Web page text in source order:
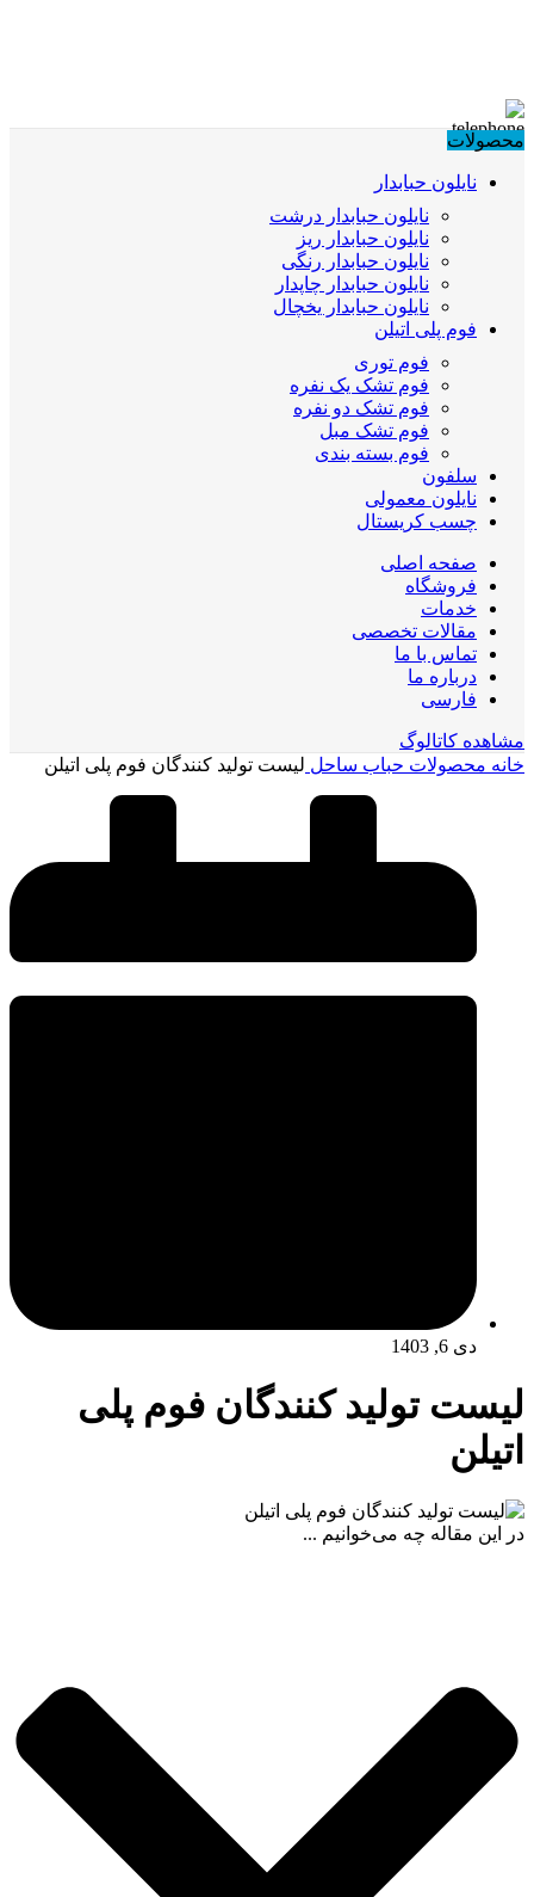
محصولات
نایلون حبابدار
نایلون حبابدار درشت
نایلون حبابدار ریز
نایلون حبابدار رنگی
نایلون حبابدار چاپدار
نایلون حبابدار یخچال
فوم پلی اتیلن
فوم توری
فوم تشک یک نفره
فوم تشک دو نفره
فوم تشک مبل
فوم بسته بندی
سلفون
نایلون معمولی
چسب کریستال
صفحه اصلی
فروشگاه
خدمات
مقالات تخصصی
تماس با ما
درباره ما
فارسی
مشاهده کاتالوگ
خانه محصولات حباب ساحل لیست تولید کنندگان فوم پلی اتیلن
دی 6, 1403
لیست تولید کنندگان فوم پلی
اتیلن
در این مقاله چه می‌خوانیم ...